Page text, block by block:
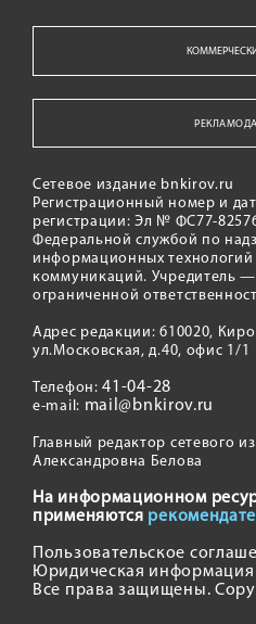
Сетевое издание bnkirov.ru
Регистрационный номер и
регистрации: Эл № ФС77-
Федеральной службой по
информационных технологий
коммуникаций. Учредитель
ограниченной
Адрес редакции: 610020,
ул.Московская, д.40, офис 1/1
Телефон:41-04-28
e-mail: mail@bnkirov.ru
Главный редактор сетевого
Александровна Белова
На информационном
применяются
Пользовательское
Юридическая информация
Все права защищены.